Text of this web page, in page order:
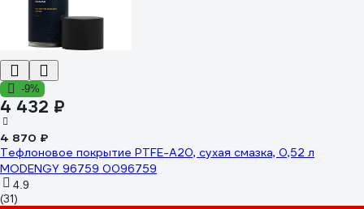
-9%
4 432 ₽
4 870 ₽
Тефлоновое покрытие PTFE-A20, сухая смазка, 0,52 л
MODENGY 96759 0096759
4.9
(31)